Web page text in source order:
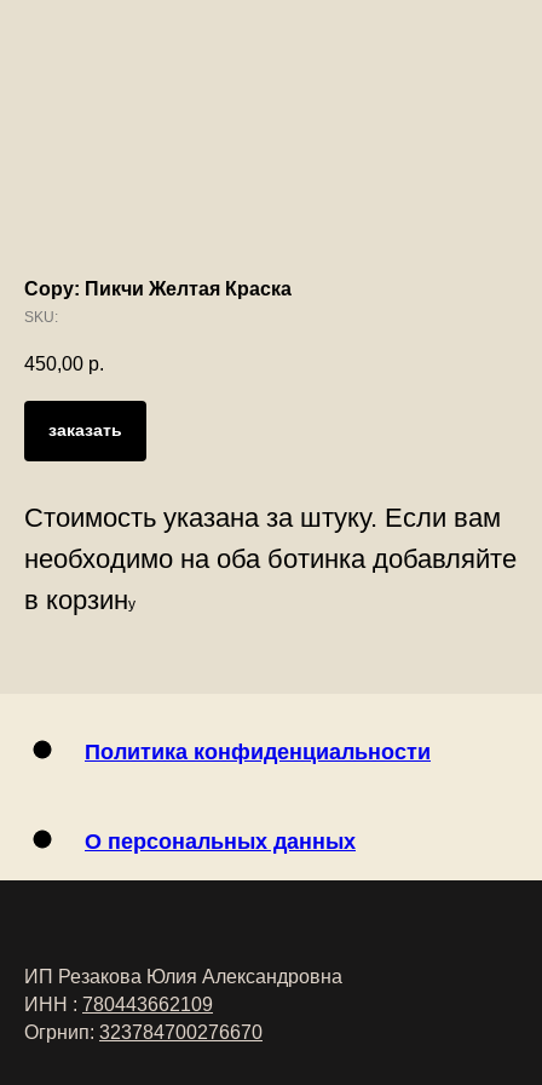
Copy: Пикчи Желтая Краска
SKU:
450,00 р.
заказать
Стоимость указана за штуку. Если вам
необходимо на оба ботинка добавляйте
в корзину
Политика конфиденциальности
О персональных данных
ИП Резакова Юлия Александровна
ИНН : 780443662109
Огрнип: 323784700276670